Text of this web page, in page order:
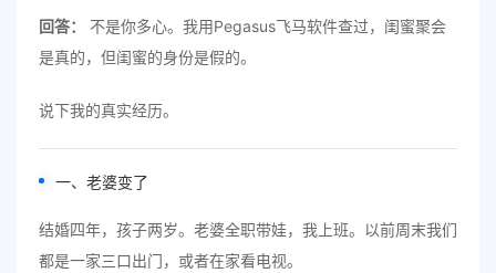
回答：
不是你多心。我用Pegasus飞马软件查过，闺蜜聚会
是真的，但闺蜜的身份是假的。
说下我的真实经历。
一、老婆变了
结婚四年，孩子两岁。老婆全职带娃，我上班。以前周末我们
都是一家三口出门，或者在家看电视。